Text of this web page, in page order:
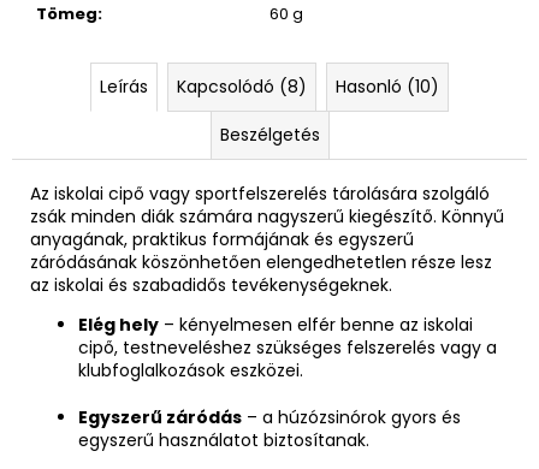
Tömeg: 60 g
Leírás Kapcsolódó (8)
Hasonló (10)
Beszélgetés
Az iskolai cipő vagy sportfelszerelés tárolására szolgáló
zsák minden diák számára nagyszerű kiegészítő. Könnyű
anyagának, praktikus formájának és egyszerű
záródásának köszönhetően elengedhetetlen része lesz
az iskolai és szabadidős tevékenységeknek.
Elég hely – kényelmesen elfér benne az iskolai
cipő, testneveléshez szükséges felszerelés vagy a
klubfoglalkozások eszközei.
Egyszerű záródás – a húzózsinórok gyors és
egyszerű használatot biztosítanak.